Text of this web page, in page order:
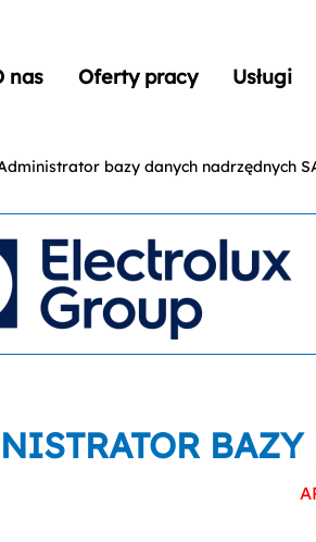
nas Oferty pracy Usługi
bazy danych nadrzędnych
BAZY